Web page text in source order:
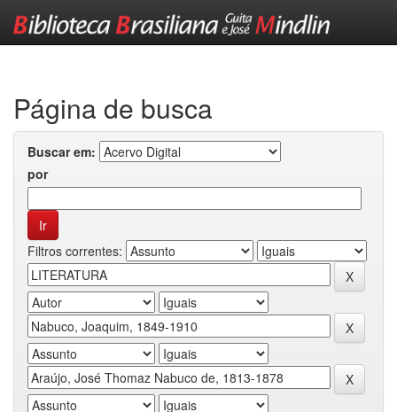
Página de busca
Buscar em:
por
Filtros correntes: